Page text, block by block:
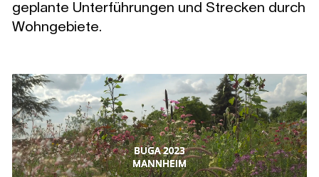
geplante Unterführungen und Strecken durch
Wohngebiete.